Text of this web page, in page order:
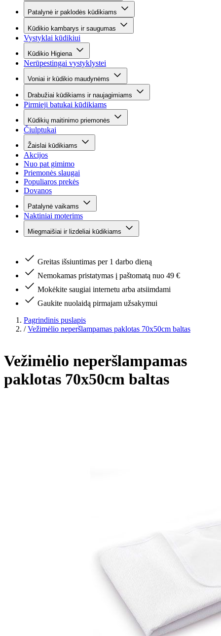
Patalynė ir paklodės kūdikiams
Kūdikio kambarys ir saugumas
Vystyklai kūdikiui
Kūdikio Higiena
Nerūpestingai vystyklystei
Voniai ir kūdikio maudynėms
Drabužiai kūdikiams ir naujagimiams
Pirmieji batukai kūdikiams
Kūdikių maitinimo priemonės
Čiulptukai
Žaislai kūdikiams
Akcijos
Nuo pat gimimo
Priemonės slaugai
Populiaros prekės
Dovanos
Patalynė vaikams
Naktiniai moterims
Miegmaišiai ir lizdeliai kūdikiams
Greitas išsiuntimas per 1 darbo dieną
Nemokamas pristatymas į paštomatą nuo 49 €
Mokėkite saugiai internetu arba atsiimdami
Gaukite nuolaidą pirmajam užsakymui
Pagrindinis puslapis
/ Vežimėlio neperšlampamas paklotas 70x50cm baltas
Vežimėlio neperšlampamas
paklotas 70x50cm baltas